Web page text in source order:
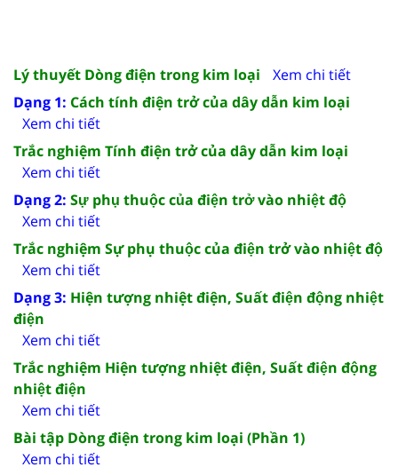
Lý thuyết Dòng điện trong kim loại
Xem chi tiết
Dạng 1: Cách tính điện trở của dây dẫn kim loại
Xem chi tiết
Trắc nghiệm Tính điện trở của dây dẫn kim loại
Xem chi tiết
Dạng 2: Sự phụ thuộc của điện trở vào nhiệt độ
Xem chi tiết
Trắc nghiệm Sự phụ thuộc của điện trở vào nhiệt độ
Xem chi tiết
Dạng 3: Hiện tượng nhiệt điện, Suất điện động nhiệt
điện
Xem chi tiết
Trắc nghiệm Hiện tượng nhiệt điện, Suất điện động
nhiệt điện
Xem chi tiết
Bài tập Dòng điện trong kim loại (Phần 1)
Xem chi tiết